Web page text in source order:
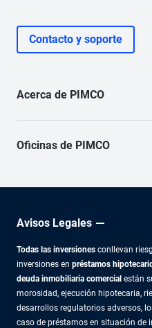
Contacto y soporte
Acerca de PIMCO
Oficinas de PIMCO
Avisos Legales
Todas las inversiones conllevan
inversiones en préstamos
deuda inmobiliaria comercial están
morosidad, ejecución hipotecaria,
desarrollos regulatorios adversos,
caso de préstamos en situación de